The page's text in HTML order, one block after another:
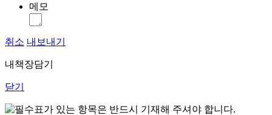
메모
취소 내보내기
내책장담기
닫기
표가 있는 항목은 반드시 기재해 주셔야 합니다.